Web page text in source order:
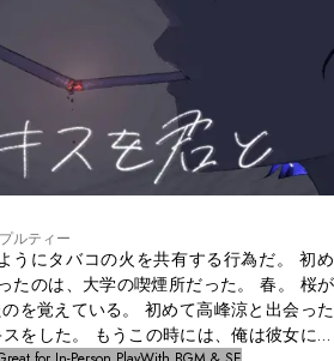
ルティー
にタバコの火を共有する行為だ。 初め
、大学の喫煙所だった。 春。 桜が
初めて高峰涼と出会った
をした。 もうこの時には、俺は彼女に恋